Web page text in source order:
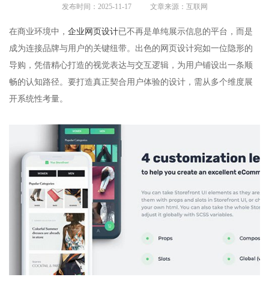
发布时间：2025-11-17 文章来源：互联网
在商业环境中， 企业网页设计已不再是单纯展示信息的平台，而是
成为连接品牌与用户的关键纽带。出色的网页设计宛如一位隐形的
导购，凭借精心打造的视觉表达与交互逻辑，为用户铺设出一条顺
畅的认知路径。要打造真正契合用户体验的设计，需从多个维度展
开系统性考量。​